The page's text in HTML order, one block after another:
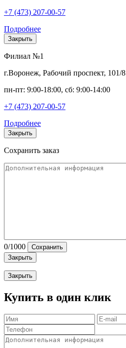
+7 (473) 207-00-57
Подробнее
Закрыть
Филиал №1
г.Воронеж, Рабочий проспект, 101/8
пн-пт: 9:00-18:00, сб: 9:00-14:00
+7 (473) 207-00-57
Подробнее
Закрыть
Сохранить заказ
0/1000
Сохранить
Закрыть
Закрыть
Купить в один клик